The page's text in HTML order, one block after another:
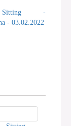
-
- 03.02.2022